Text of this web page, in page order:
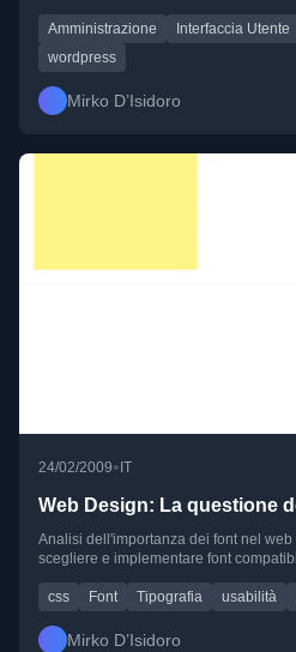
Amministrazione Interfaccia Utente
wordpress
Mirko D’Isidoro
24/02/2009• IT
Web Design: La questione
Analisi dell'importanza dei font nel
scegliere e implementare font
css Font Tipografia usabilità
Mirko D’Isidoro